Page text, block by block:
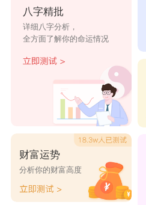
八字精批
详细八字分析，
全方面了解你的命运情况
财富运势
分析你的财富高度